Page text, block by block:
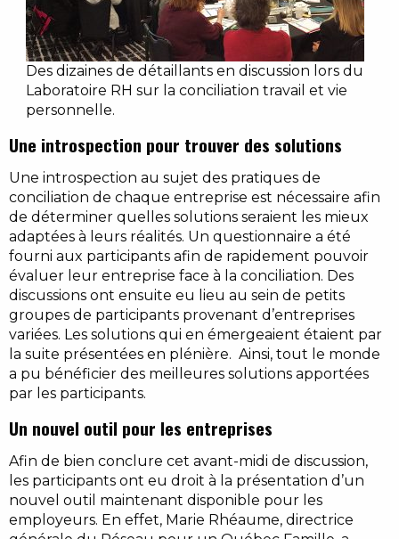
Des dizaines de détaillants en discussion lors du
Laboratoire RH sur la conciliation travail et vie
personnelle.
Une introspection pour trouver des solutions
Une introspection au sujet des pratiques de
conciliation de chaque entreprise est nécessaire afin
de déterminer quelles solutions seraient les mieux
adaptées à leurs réalités. Un questionnaire a été
fourni aux participants afin de rapidement pouvoir
évaluer leur entreprise face à la conciliation. Des
discussions ont ensuite eu lieu au sein de petits
groupes de participants provenant d’entreprises
variées. Les solutions qui en émergeaient étaient par
la suite présentées en plénière. Ainsi, tout le monde
a pu bénéficier des meilleures solutions apportées
par les participants.
Un nouvel outil pour les entreprises
Afin de bien conclure cet avant-midi de discussion,
les participants ont eu droit à la présentation d’un
nouvel outil maintenant disponible pour les
employeurs. En effet, Marie Rhéaume, directrice